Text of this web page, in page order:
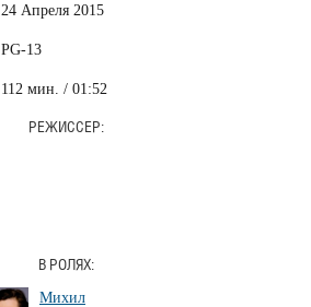
24 Апреля 2015
PG-13
112 мин. / 01:52
РЕЖИССЕР:
В РОЛЯХ:
Михил